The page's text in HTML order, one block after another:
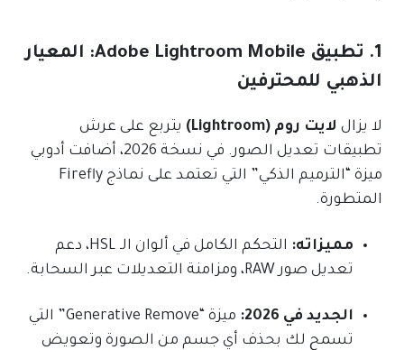
1. تطبيق Adobe Lightroom Mobile: المعيار
الذهبي للمحترفين
لا يزال لايت روم (Lightroom)
يتربع على عرش
تطبيقات تعديل الصور. في نسخة 2026، أضافت أدوبي
ميزة “الترميم الذكي” التي تعتمد على نماذج Firefly
المتطورة.
مميزاته:
التحكم الكامل في ألوان الـ HSL، دعم
تعديل صور RAW، ومزامنة التعديلات عبر السحابة.
الجديد في 2026:
ميزة “Generative Remove” التي
تسمح لك بحذف أي جسم من الصورة وتعويض